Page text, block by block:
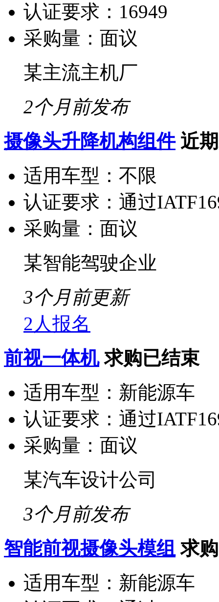
认证要求： 16949
采购量： 面议
某主流主机厂
2个月前发布
摄像头升降机构组件 近
适用车型： 不限
认证要求： 通过
采购量： 面议
某智能驾驶企业
3个月前更新
2人报名
前视一体机 求购已结束
适用车型： 新能源车
认证要求： 通过
采购量： 面议
某汽车设计公司
3个月前发布
智能前视摄像头模组 求
适用车型： 新能源车